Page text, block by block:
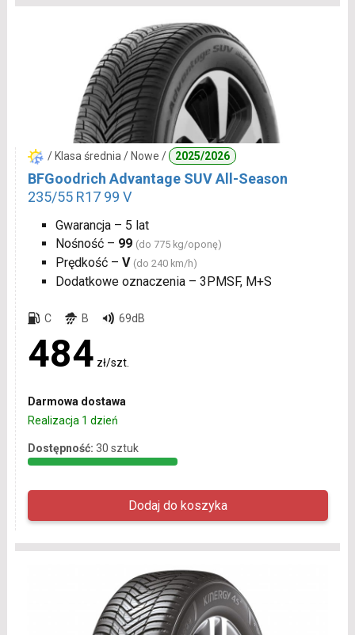
/ Klasa średnia / Nowe / 2025/2026
BFGoodrich Advantage SUV All-Season
235/55 R17 99 V
Gwarancja – 5 lat
Nośność – 99 (do 775 kg/oponę)
Prędkość – V (do 240 km/h)
Dodatkowe oznaczenia – 3PMSF, M+S
C B 69dB
484 zł/szt.
Darmowa dostawa
Realizacja 1 dzień
Dostępność: 30 sztuk